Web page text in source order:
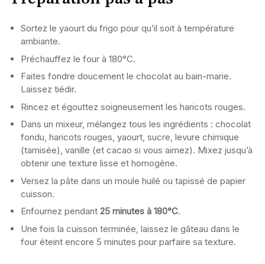
Sortez le yaourt du frigo pour qu’il soit à température
ambiante.
Préchauffez le four à 180°C.
Faites fondre doucement le chocolat au bain-marie.
Laissez tiédir.
Rincez et égouttez soigneusement les haricots rouges.
Dans un mixeur, mélangez tous les ingrédients : chocolat
fondu, haricots rouges, yaourt, sucre, levure chimique
(tamisée), vanille (et cacao si vous aimez). Mixez jusqu’à
obtenir une texture lisse et homogène.
Versez la pâte dans un moule huilé ou tapissé de papier
cuisson.
Enfournez pendant 25 minutes à 180°C.
Une fois la cuisson terminée, laissez le gâteau dans le
four éteint encore 5 minutes pour parfaire sa texture.